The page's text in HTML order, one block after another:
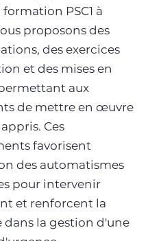
PSC1 à
proposons des
des exercices
et des mises en
aux
de mettre en œuvre
Ces
favorisent
des automatismes
pour intervenir
et renforcent la
la gestion d'une